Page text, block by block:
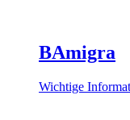
BAmigra
Wichtige